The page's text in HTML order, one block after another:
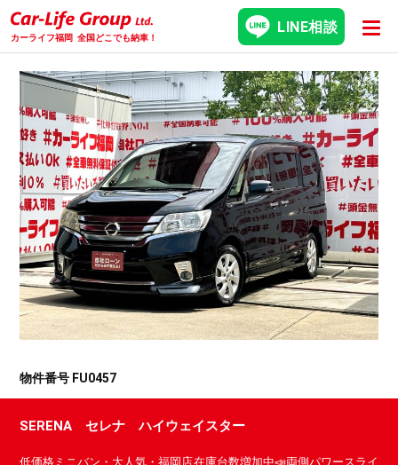
カーライフ福岡 全国どこでも納車！
LINE相談
物件番号 FU0457
SERENA セレナ ハイウェイスター
低価格ミニバン・大人気・福岡店在庫台数増加中📣両側パワースライ